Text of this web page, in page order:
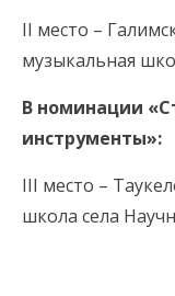
II место –
музыкальная
В номинации
инструменты»:
III место –
школа села